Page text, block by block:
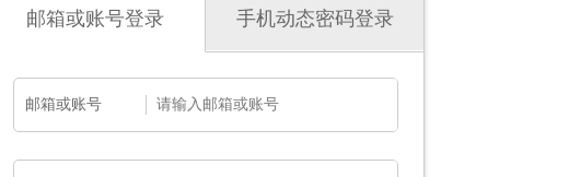
邮箱或账号登录 手机动态密码登录
邮箱或账号